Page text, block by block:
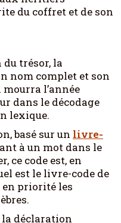
du coffret et de son
trésor, la
nom complet et son
l’année
dans le décodage
lexique.
basé sur un livre-
à un mot dans le
ce code est, en
est le livre-code de
en priorité les
la déclaration